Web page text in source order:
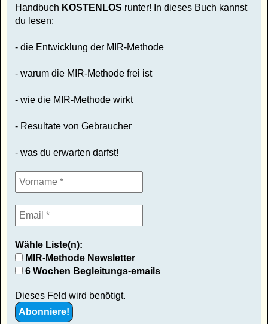
Handbuch KOSTENLOS runter! In dieses Buch kannst
du lesen:
- die Entwicklung der MIR-Methode
- warum die MIR-Methode frei ist
- wie die MIR-Methode wirkt
- Resultate von Gebraucher
- was du erwarten darfst!
Wähle Liste(n):
MIR-Methode Newsletter
6 Wochen Begleitungs-emails
Dieses Feld wird benötigt.